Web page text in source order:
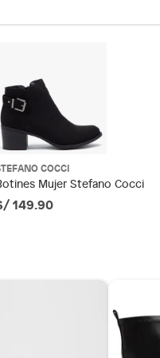
COCCI
Mujer Stefano Cocci
149.90